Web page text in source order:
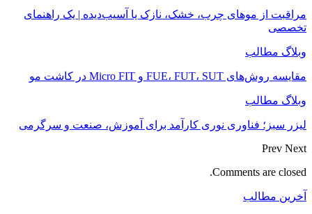
مراقبت از موهای چرب، خشک، نازک یا آسیب‌دیده | یک راهنمای
تخصصی
وبلاگ مطالب
مقایسه روش‌های FUE، FUT، SUT و Micro FIT در کاشت مو
وبلاگ مطالب
لیزر سبز؛ فناوری نوری کارآمد برای آموزش، صنعت و سرگرمی
Prev Next
Comments are closed.
آخرین مطالب